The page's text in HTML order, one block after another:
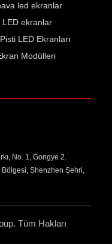
led ekranlar
LED ekranlar
LED Ekranları
Modülleri
No. 1, Gongye 2.
Shenzhen Şehri,
. Tüm Hakları